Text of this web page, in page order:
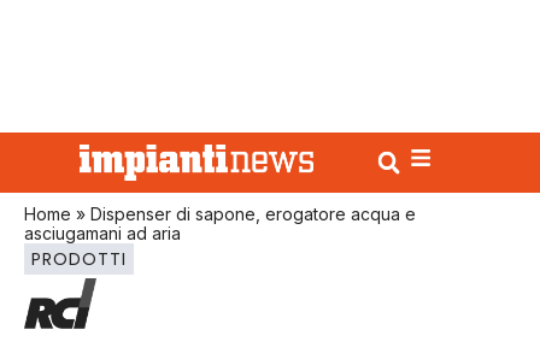
Home » Dispenser di sapone, erogatore acqua e
asciugamani ad aria
PRODOTTI